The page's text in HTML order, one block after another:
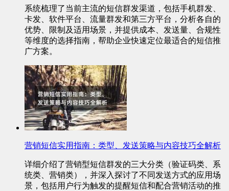
系统梳理了当前主流的短信群发渠道，包括手机群发、
卡发、软件平台、流量群发和第三方平台，分析各自的
优势、限制及适用场景，并提供成本、发送量、合规性
等维度的选择指南，帮助企业快速定位最适合的短信推
广方案。
营销短信实用指南：类型、发送策略与内容技巧全解析
详细介绍了营销型短信群发的三大分类（验证码类、系
统类、营销类），并深入探讨了不同发送方式的应用场
景，包括用户行为触发的提醒短信和配合营销活动的推